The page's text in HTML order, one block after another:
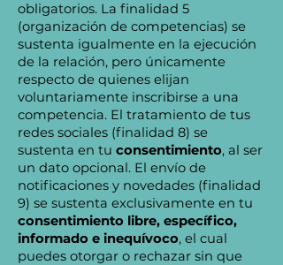
obligatorios. La finalidad 5
(organización de competencias) se
sustenta igualmente en la ejecución
de la relación, pero únicamente
respecto de quienes elijan
voluntariamente inscribirse a una
competencia. El tratamiento de tus
redes sociales (finalidad 8) se
sustenta en tu consentimiento, al ser
un dato opcional. El envío de
notificaciones y novedades (finalidad
9) se sustenta exclusivamente en tu
consentimiento libre, específico,
informado e inequívoco, el cual
puedes otorgar o rechazar sin que